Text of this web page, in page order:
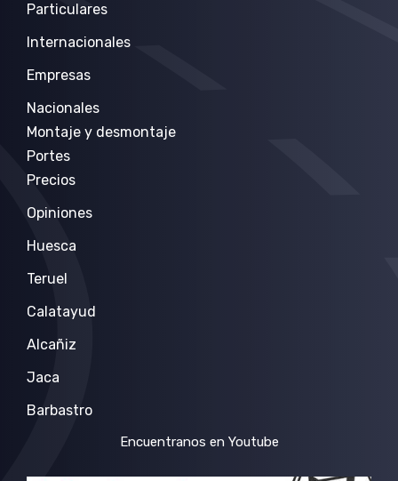
Particulares
Internacionales
Empresas
Nacionales
Montaje y desmontaje
Portes
Precios
Opiniones
Huesca
Teruel
Calatayud
Alcañiz
Jaca
Barbastro
Encuentranos en Youtube